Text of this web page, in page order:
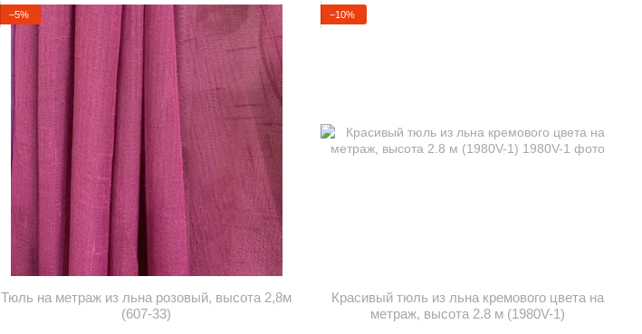
−5%
Тюль на метраж из льна розовый, высота 2,8м
(607-33)
−10%
Красивый тюль из льна кремового цвета на
метраж, высота 2.8 м (1980V-1)